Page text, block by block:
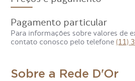
Pagamento particular
Para informações sobre valores de
contato conosco pelo telefone(11)
Sobre a Rede D'Or